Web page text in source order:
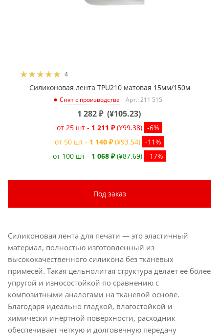
4
Силиконовая лента TPU210 матовая 15мм/150м
Снят с производства Арт.: 211 515
1 282₽ (¥105.23)
от 25 шт - 1 211 ₽ (¥99.38) -6%
от 50 шт - 1 140 ₽ (¥93.54) -11%
от 100 шт - 1 068 ₽ (¥87.69) -17%
Под заказ
Силиконовая лента для печати — это эластичный
материал, полностью изготовленный из
высококачественного силикона без тканевых
примесей. Такая цельнолитая структура делает её более
упругой и износостойкой по сравнению с
композитными аналогами на тканевой основе.
Благодаря идеально гладкой, влагостойкой и
химически инертной поверхности, расходник
обеспечивает чёткую и долговечную передачу